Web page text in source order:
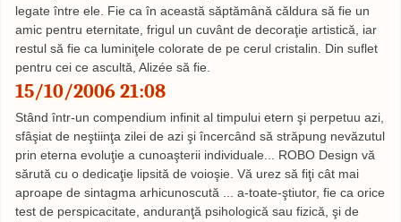
legate între ele. Fie ca în această săptămână căldura să fie un
amic pentru eternitate, frigul un cuvânt de decoraţie artistică, iar
restul să fie ca luminiţele colorate de pe cerul cristalin. Din suflet
pentru cei ce ascultă, Alizée să fie.
15/10/2006 21:08
Stând într-un compendium infinit al timpului etern şi perpetuu azi,
sfâşiat de neştiinţa zilei de azi şi încercând să străpung nevăzutul
prin eterna evoluţie a cunoaşterii individuale... ROBO Design vă
sărută cu o dedicaţie lipsită de voioşie. Vă urez să fiţi cât mai
aproape de sintagma arhicunoscută ... a-toate-ştiutor, fie ca orice
test de perspicacitate, anduranţă psihologică sau fizică, şi de